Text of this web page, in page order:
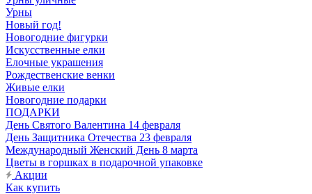
Урны
Новый год!
Новогодние фигурки
Искусственные елки
Елочные украшения
Рождественские венки
Живые елки
Новогодние подарки
ПОДАРКИ
День Святого Валентина 14 февраля
День Защитника Отечества 23 февраля
Международный Женский День 8 марта
Цветы в горшках в подарочной упаковке
Акции
Как купить